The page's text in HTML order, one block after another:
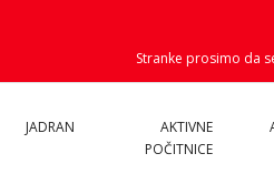
Stranke prosimo da
AKTIVNE
POČITNICE
JADRAN